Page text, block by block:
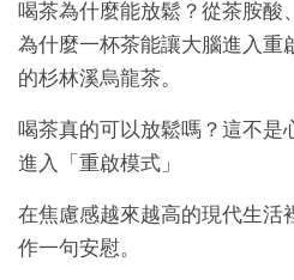
喝茶為什麼能放鬆？從茶胺酸
為什麼一杯茶能讓大腦進入重
的杉林溪烏龍茶。
喝茶真的可以放鬆嗎？這不是
進入「重啟模式」
在焦慮感越來越高的現代生活
作一句安慰。